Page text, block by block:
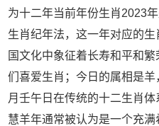
为十二年当前年份生肖2023
生肖纪年法，这一年对应的
国文化中象征着长寿和平和
们喜爱生肖；今日的属相是
月壬午日在传统的十二生肖
慧羊年通常被认为是一个充